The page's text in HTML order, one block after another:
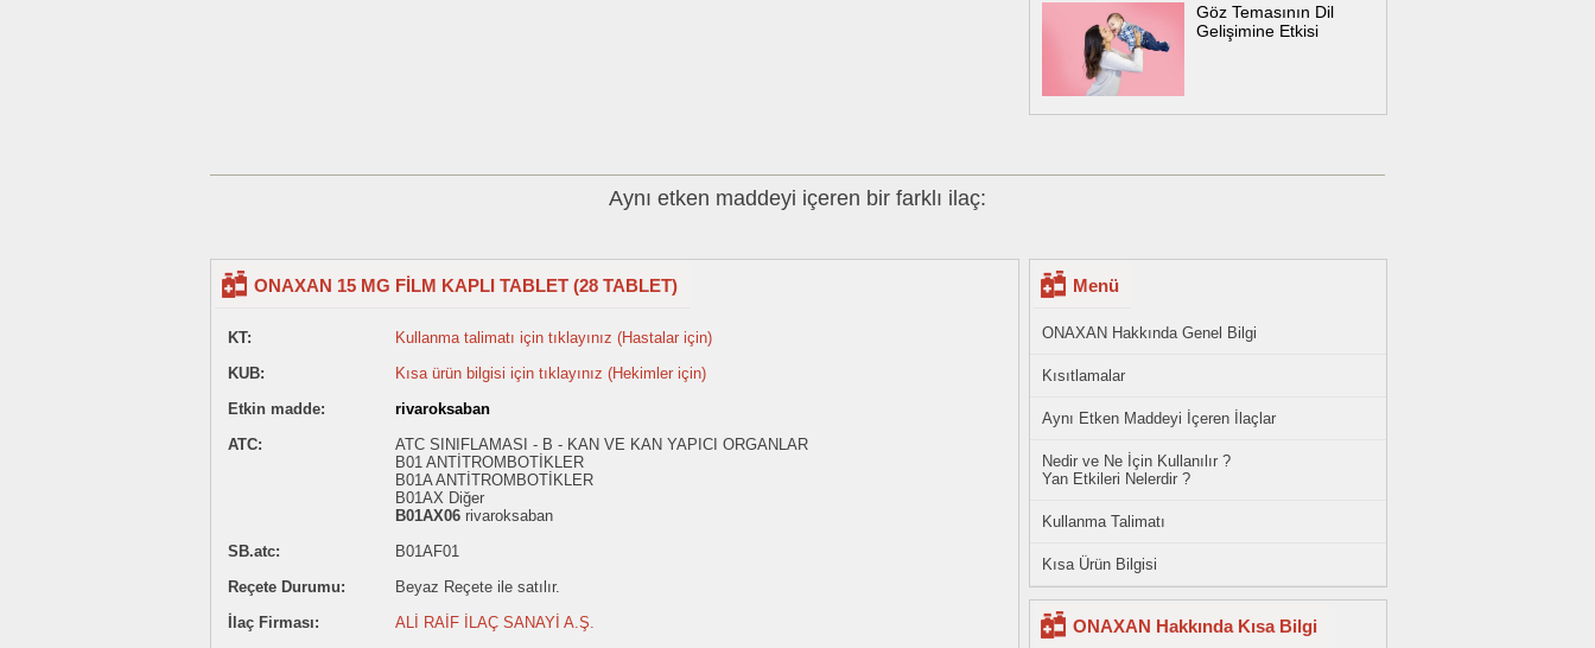
Göz Temasının Dil
Gelişimine Etkisi
Aynı etken maddeyi içeren bir farklı ilaç:
ONAXAN 15 MG FİLM KAPLI TABLET (28 TABLET)
KT:
Kullanma talimatı için tıklayınız (Hastalar için)
KUB:
Kısa ürün bilgisi için tıklayınız (Hekimler için)
Etkin madde:
rivaroksaban
ATC:
ATC SINIFLAMASI - B - KAN VE KAN YAPICI ORGANLAR
B01 ANTİTROMBOTİKLER
B01A ANTİTROMBOTİKLER
B01AX Diğer
B01AX06 rivaroksaban
SB.atc:
B01AF01
Reçete Durumu:
Beyaz Reçete ile satılır.
İlaç Firması:
ALİ RAİF İLAÇ SANAYİ A.Ş.
Menü
ONAXAN Hakkında Genel Bilgi
Kısıtlamalar
Aynı Etken Maddeyi İçeren İlaçlar
Nedir ve Ne İçin Kullanılır ?
Yan Etkileri Nelerdir ?
Kullanma Talimatı
Kısa Ürün Bilgisi
ONAXAN Hakkında Kısa Bilgi